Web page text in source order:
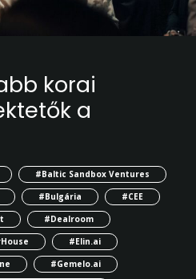
korai
a
#Baltic Sandbox Ventures
#Bulgária
#CEE
#Dealroom
#Elin.ai
#Gemelo.ai